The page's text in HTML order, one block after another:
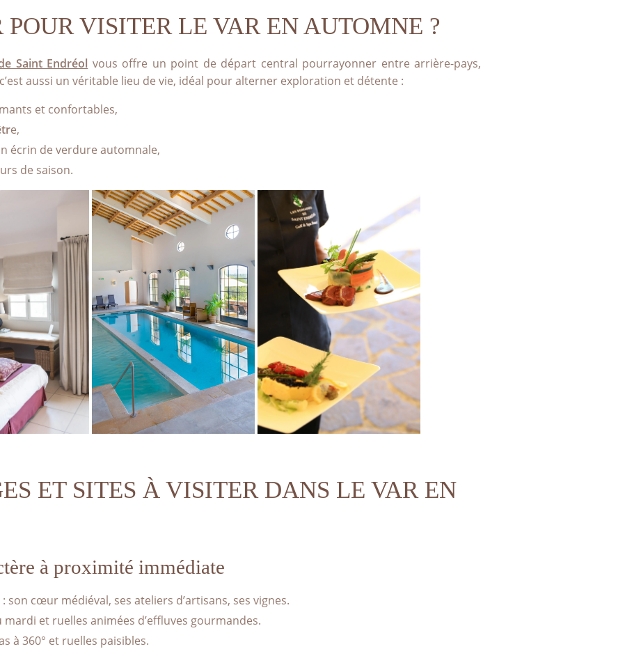
VISITER LE VAR EN AUTOMNE ?
Saint Endréol vous offre un point de départ central pourrayonner entre arrière-pays,
aussi un véritable lieu de vie, idéal pour alterner exploration et détente :
et confortables,
e,
écrin de verdure automnale,
de saison.
ET SITES À VISITER DANS LE VAR EN
à proximité immédiate
: son cœur médiéval, ses ateliers d’artisans, ses vignes.
mardi et ruelles animées d’effluves gourmandes.
à 360° et ruelles paisibles.